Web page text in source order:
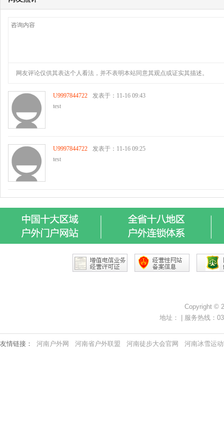
Copyright ©
地址： | 服务热线：
友情链接： 河南户外网 河南省户外联盟 河南徒步大会官网 河南冰雪运